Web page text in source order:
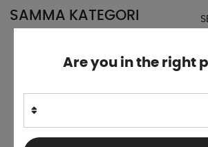
SAMMA KATEGORI
Are you in the right